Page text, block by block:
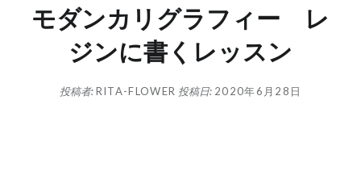
モダンカリグラフィー レ
ジンに書くレッスン
投稿者:RITA-FLOWER 投稿日: 2020年6月28日